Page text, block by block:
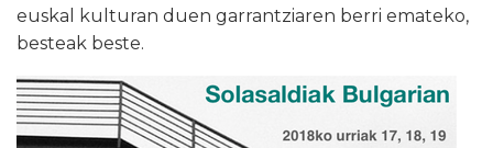
euskal kulturan duen garrantziaren berri emateko,
besteak beste.